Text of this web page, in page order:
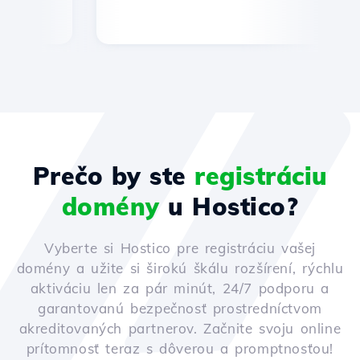
Prečo by ste registráciu
doményu Hostico?
Vyberte si Hostico pre registráciu vašej
domény a užite si širokú škálu rozšírení, rýchlu
aktiváciu len za pár minút, 24/7 podporu a
garantovanú bezpečnosť prostredníctvom
akreditovaných partnerov. Začnite svoju online
prítomnosť teraz s dôverou a promptnosťou!